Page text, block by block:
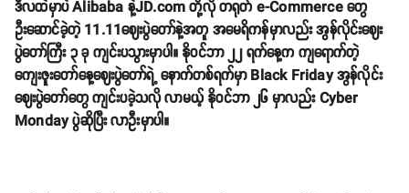
ဒီလထဲမှာပဲ Alibaba နဲ့JD.com တို့လို တရုတ် e-Commerce တွေ
ဦးဆောင်ခဲ့တဲ့ 11.11ဈေးပွဲတော်နဲ့အတူ အမေရိကန်မှာလည်း အွန်လိုင်းဈေး
ပွဲတော်ကြီး ၃ ခု ကျင်းပသွားမှာပါ။ နိုဝင်ဘာ ၂၂ ရက်နေ့က ကျရောက်တဲ့
ကျေးဇူးတော်နေ့ဈေးပွဲတော်ရဲ့ နောက်တစ်ရက်မှာ Black Friday အွန်လိုင်း
ဈေးပွဲတော်တွေ ကျင်းပခဲ့သလို လာမယ့် နိုဝင်ဘာ ၂၆ မှာလည်း Cyber
Monday ပွဲဆိုပြီး လာဦးမှာပါ။